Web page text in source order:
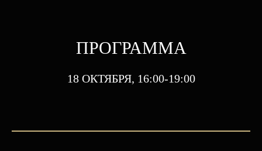
ПРОГРАММА
18 ОКТЯБРЯ, 16:00-19:00